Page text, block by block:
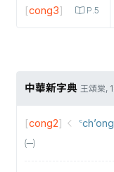
P.5
[cong3]
中華新字典 王頌棠,
[cong2] ꜂ch’ong
㈠